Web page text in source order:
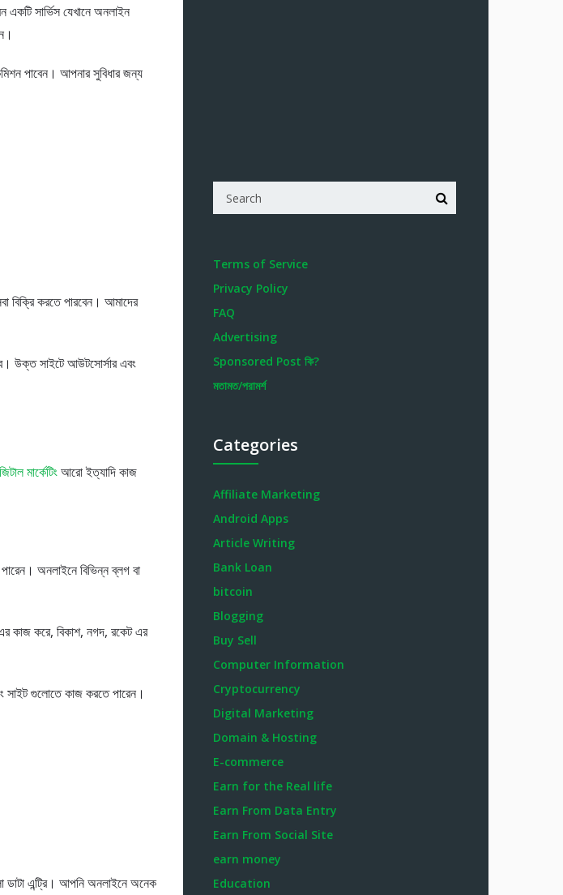
সার্ভিস যেখানে অনলাইন
পাবেন। আপনার সুবিধার জন্য
বিক্রি করতে পারবেন। আমাদের
উক্ত সাইটে আউটসোর্সার এবং
মার্কেটিংআরো ইত্যাদি কাজ
অনলাইনে বিভিন্ন ব্লগ বা
কাজ করে, বিকাশ, নগদ, রকেট এর
সাইট গুলোতে কাজ করতে পারেন।
ডাটা এন্ট্রি। আপনি অনলাইনে অনেক
Terms of Service
Privacy Policy
FAQ
Advertising
Sponsored Post কি?
মতামত/পরামর্শ
Categories
Affiliate Marketing
Android Apps
Article Writing
Bank Loan
bitcoin
Blogging
Buy Sell
Computer Information
Cryptocurrency
Digital Marketing
Domain & Hosting
E-commerce
Earn for the Real life
Earn From Data Entry
Earn From Social Site
earn money
Education